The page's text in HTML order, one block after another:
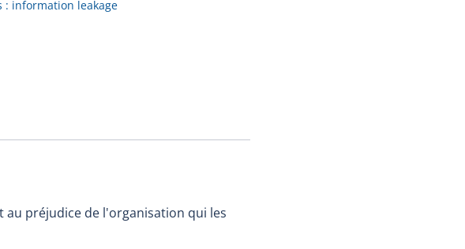
à la fiche en
: information leakage
au préjudice de l'organisation qui les